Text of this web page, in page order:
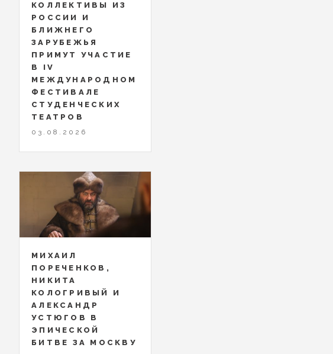
КОЛЛЕКТИВЫ ИЗ
РОССИИ И
БЛИЖНЕГО
ЗАРУБЕЖЬЯ
ПРИМУТ УЧАСТИЕ
В IV
МЕЖДУНАРОДНОМ
ФЕСТИВАЛЕ
СТУДЕНЧЕСКИХ
ТЕАТРОВ
03.08.2026
МИХАИЛ
ПОРЕЧЕНКОВ,
НИКИТА
КОЛОГРИВЫЙ И
АЛЕКСАНДР
УСТЮГОВ В
ЭПИЧЕСКОЙ
БИТВЕ ЗА МОСКВУ